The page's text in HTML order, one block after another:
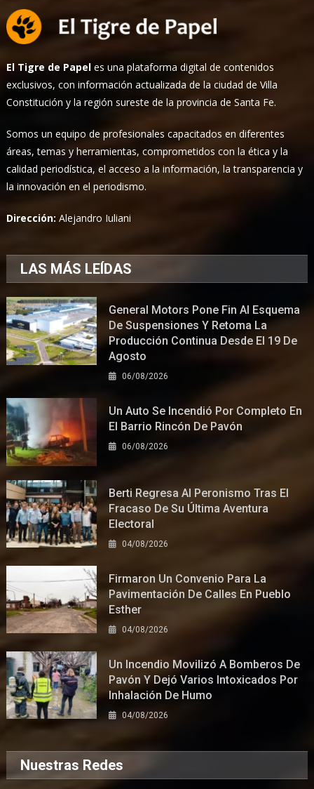
El Tigre de Papel es una plataforma digital de contenidos
exclusivos, con información actualizada de la ciudad de Villa
Constitución y la región sureste de la provincia de Santa Fe.
Somos un equipo de profesionales capacitados en diferentes
áreas, temas y herramientas, comprometidos con la ética y la
calidad periodística, el acceso a la información, la transparencia y
la innovación en el periodismo.
Dirección:Alejandro Iuliani
LAS MÁS LEÍDAS
General Motors Pone Fin Al Esquema
De Suspensiones Y Retoma La
Producción Continua Desde El 19 De
Agosto
06/08/2026
Un Auto Se Incendió Por Completo En
El Barrio Rincón De Pavón
06/08/2026
Berti Regresa Al Peronismo Tras El
Fracaso De Su Última Aventura
Electoral
04/08/2026
Firmaron Un Convenio Para La
Pavimentación De Calles En Pueblo
Esther
04/08/2026
Un Incendio Movilizó A Bomberos De
Pavón Y Dejó Varios Intoxicados Por
Inhalación De Humo
04/08/2026
Nuestras Redes